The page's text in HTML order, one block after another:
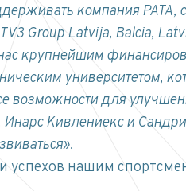
компания PATA,
Group Latvija, Balcia,
крупнейшим
университетом,
возможности для
Инарс Кивлениекс и
успехов нашим